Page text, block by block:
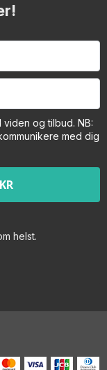
og tilbud. NB:
med dig
helst.